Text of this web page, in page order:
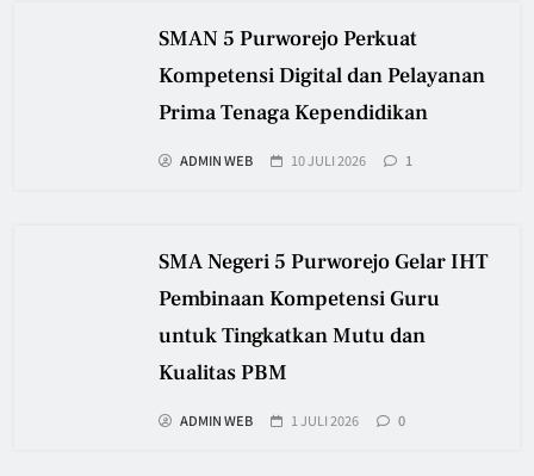
SMAN 5 Purworejo Perkuat
Kompetensi Digital dan Pelayanan
Prima Tenaga Kependidikan
ADMIN WEB 10 JULI 2026 1
SMA Negeri 5 Purworejo Gelar IHT
Pembinaan Kompetensi Guru
untuk Tingkatkan Mutu dan
Kualitas PBM
ADMIN WEB 1 JULI 2026 0